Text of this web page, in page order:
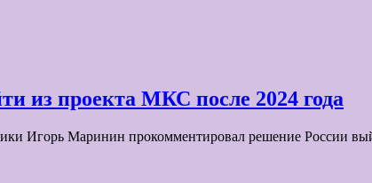
из проекта МКС после 2024 года
Игорь Маринин прокомментировал решение России